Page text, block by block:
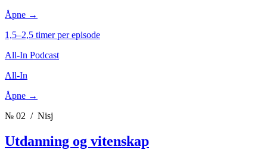
Åpne →
1,5–2,5 timer per episode
All-In Podcast
All-In
Åpne →
№ 02 / Nisj
Utdanning og vitenskap